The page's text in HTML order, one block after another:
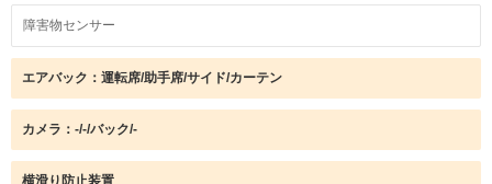
障害物センサー
エアバック：運転席/助手席/サイド/カーテン
カメラ：-/-/バック/-
横滑り防止装置